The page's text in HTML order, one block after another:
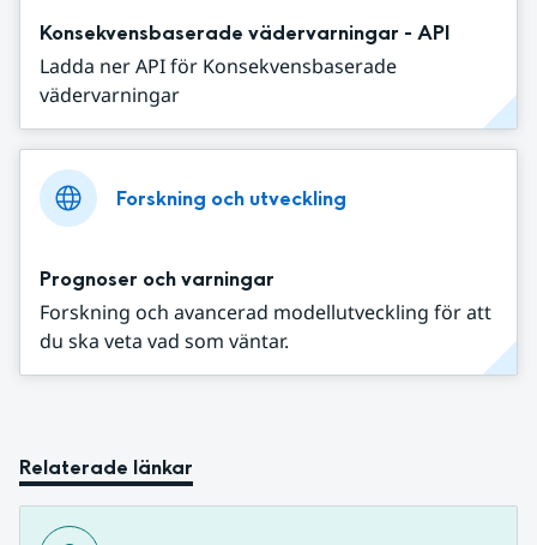
Konsekvensbaserade vädervarningar - API
Ladda ner API för Konsekvensbaserade
vädervarningar
Forskning och utveckling
Prognoser och varningar
Forskning och avancerad modellutveckling för att
du ska veta vad som väntar.
Relaterade länkar